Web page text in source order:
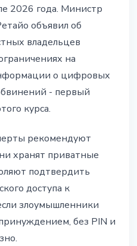
2026 года. Министр
объявил об
владельцев
на
о цифровых
- первый
курса.
рекомендуют
хранят приватные
подтвердить
доступа к
злоумышленники
без PIN и